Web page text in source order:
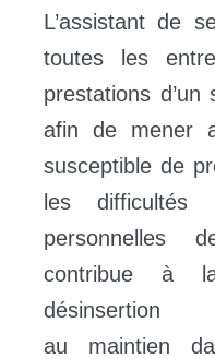
L’assistant de
toutes les
prestations d’un
afin de mener
susceptible de
les difficultés
personnelles
contribue à
désinsertion
au maintien